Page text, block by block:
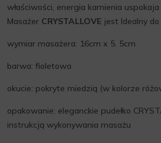
właściwości, energia kamienia
Masażer CRYSTALLOVE jest Idealny
wymiar masażera: 16cm x 5. 5cm
barwa: fioletowa
okucie: pokryte miedzią (w kolorze
opakowanie: eleganckie pudełko
instrukcją wykonywania masażu